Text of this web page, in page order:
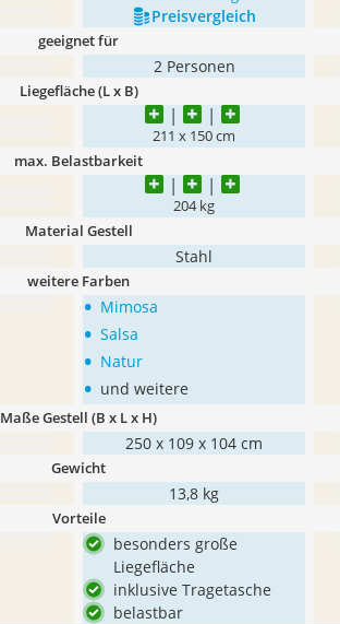
Preis­vergleich
geeignet für
2 Personen
Liegefläche (L x B)
211 x 150 cm
max. Belastbarkeit
204 kg
Material Gestell
Stahl
weitere Farben
• Mimosa
• Salsa
• Natur
• und weitere
Maße Gestell (B x L x H)
250 x 109 x 104 cm
Gewicht
13,8 kg
Vorteile
besonders große
Liegefläche
inklusive Tragetasche
belastbar